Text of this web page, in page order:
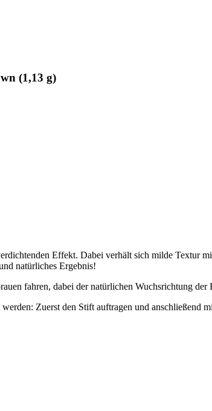
(1,13 g)
Effekt. Dabei verhält sich milde Textur
natürliches Ergebnis!
fahren, dabei der natürlichen Wuchsrichtung der
Zuerst den Stift auftragen und anschließend